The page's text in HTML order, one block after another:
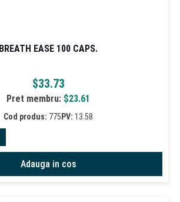
BREATH EASE 100 CAPS.
$33.73
Pret membru: $23.61
Cod produs: 775 PV: 13.58
Adauga in cos